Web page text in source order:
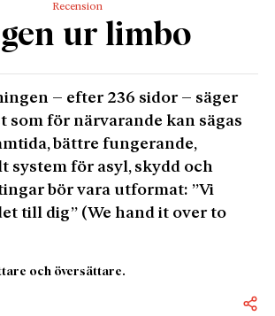
Recension
ur limbo
– efter 236 sidor – säger
som för närvarande kan sägas
bättre fungerande,
system för asyl, skydd och
bör vara utformat: ”Vi
till dig” (We hand it over to
och översättare.